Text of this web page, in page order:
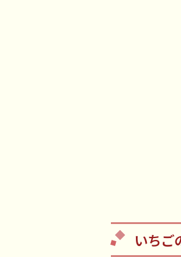
いちご